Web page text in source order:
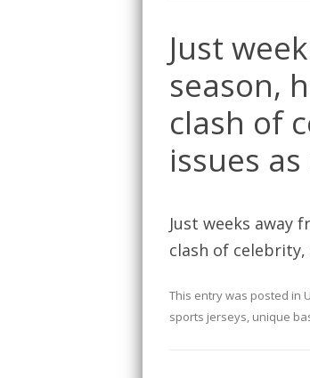
Just
season,
clash of
issues as
Just weeks away
clash of
This entry was posted in
sports jerseys, unique